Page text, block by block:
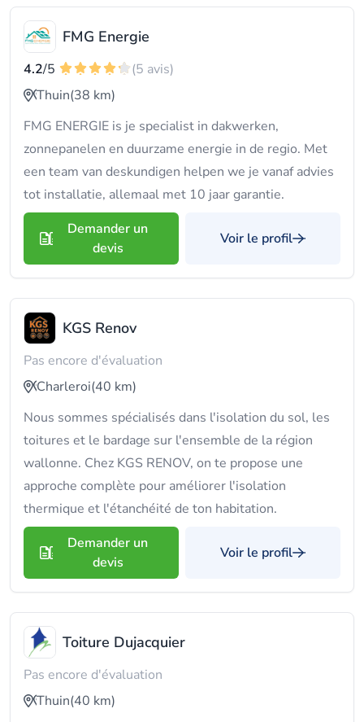
FMG Energie
4.2/5
(5 avis)
Thuin(38 km)
FMG ENERGIE is je specialist in dakwerken,
zonnepanelen en duurzame energie in de regio. Met
een team van deskundigen helpen we je vanaf advies
tot installatie, allemaal met 10 jaar garantie.
Demander un
devis
Voir le profil
KGS Renov
Pas encore d'évaluation
Charleroi(40 km)
Nous sommes spécialisés dans l'isolation du sol, les
toitures et le bardage sur l'ensemble de la région
wallonne. Chez KGS RENOV, on te propose une
approche complète pour améliorer l'isolation
thermique et l'étanchéité de ton habitation.
Demander un
devis
Voir le profil
Toiture Dujacquier
Pas encore d'évaluation
Thuin(40 km)